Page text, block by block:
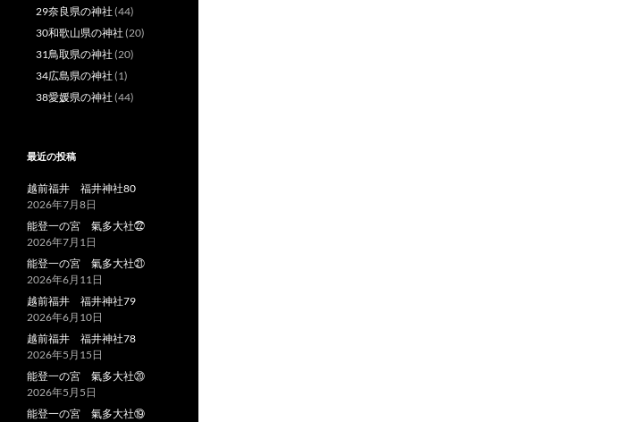
29奈良県の神社 (44)
30和歌山県の神社 (20)
31鳥取県の神社 (20)
34広島県の神社 (1)
38愛媛県の神社 (44)
最近の投稿
越前福井 福井神社80
2026年7月8日
能登一の宮 氣多大社㉒
2026年7月1日
能登一の宮 氣多大社㉑
2026年6月11日
越前福井 福井神社79
2026年6月10日
越前福井 福井神社78
2026年5月15日
能登一の宮 氣多大社⑳
2026年5月5日
能登一の宮 氣多大社⑲